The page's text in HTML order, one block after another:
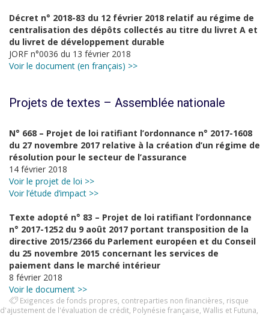
Décret n° 2018-83 du 12 février 2018 relatif au régime de
centralisation des dépôts collectés au titre du livret A et
du livret de développement durable
JORF n°0036 du 13 février 2018
Voir le document (en français) >>
Projets de textes – Assemblée nationale
N° 668 – Projet de loi ratifiant l’ordonnance n° 2017-1608
du 27 novembre 2017 relative à la création d’un régime de
résolution pour le secteur de l’assurance
14 février 2018
Voir le projet de loi >>
Voir l’étude d’impact >>
Texte adopté n° 83 – Projet de loi ratifiant l’ordonnance
n° 2017-1252 du 9 août 2017 portant transposition de la
directive 2015/2366 du Parlement européen et du Conseil
du 25 novembre 2015 concernant les services de
paiement dans le marché intérieur
8 février 2018
Voir le document >>
Exigences de fonds propres contreparties non financières risque
d'ajustement de l'évaluation de crédit Polynésie française Wallis et Futuna